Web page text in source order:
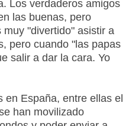
Los verdaderos amigos
las buenas, pero
"divertido" asistir a
pero cuando "las papas
salir a dar la cara. Yo
en España, entre ellas el
han movilizado